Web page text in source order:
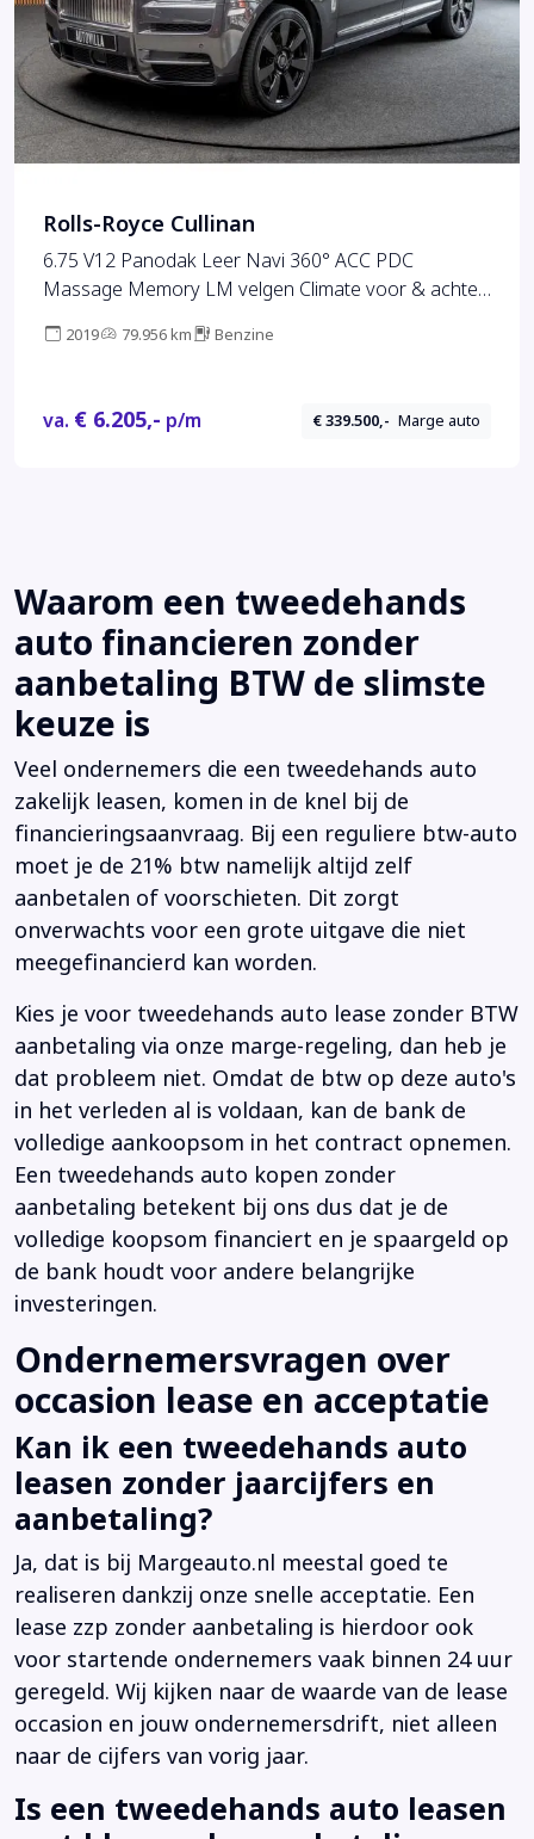
Rolls-Royce Cullinan
6.75 V12 Panodak Leer Navi 360° ACC PDC
Massage Memory LM velgen Climate voor & achter
2019 79.956 km Benzine
va. € 6.205,- p/m € 339.500,- Marge auto
Waarom een tweedehands
auto financieren zonder
aanbetaling BTW de slimste
keuze is
Veel ondernemers die een tweedehands auto
zakelijk leasen, komen in de knel bij de
financieringsaanvraag. Bij een reguliere btw-auto
moet je de 21% btw namelijk altijd zelf
aanbetalen of voorschieten. Dit zorgt
onverwachts voor een grote uitgave die niet
meegefinancierd kan worden.
Kies je voor tweedehands auto lease zonder BTW
aanbetaling via onze marge-regeling, dan heb je
dat probleem niet. Omdat de btw op deze auto's
in het verleden al is voldaan, kan de bank de
volledige aankoopsom in het contract opnemen.
Een tweedehands auto kopen zonder
aanbetaling betekent bij ons dus dat je de
volledige koopsom financiert en je spaargeld op
de bank houdt voor andere belangrijke
investeringen.
Ondernemersvragen over
occasion lease en acceptatie
Kan ik een tweedehands auto
leasen zonder jaarcijfers en
aanbetaling?
Ja, dat is bij Margeauto.nl meestal goed te
realiseren dankzij onze snelle acceptatie. Een
lease zzp zonder aanbetaling is hierdoor ook
voor startende ondernemers vaak binnen 24 uur
geregeld. Wij kijken naar de waarde van de lease
occasion en jouw ondernemersdrift, niet alleen
naar de cijfers van vorig jaar.
Is een tweedehands auto leasen